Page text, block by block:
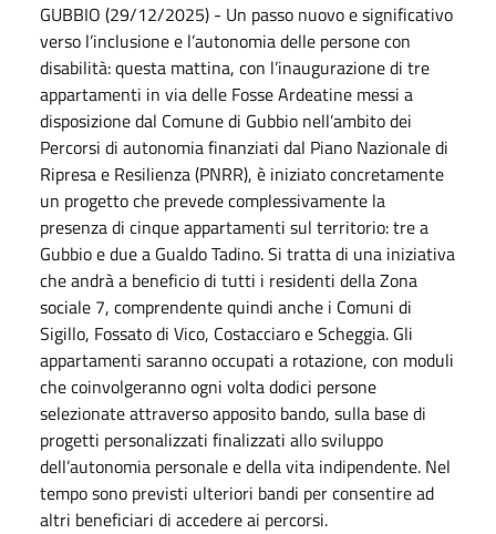
GUBBIO (29/12/2025) - Un passo nuovo e significativo
verso l’inclusione e l’autonomia delle persone con
disabilità: questa mattina, con l’inaugurazione di tre
appartamenti in via delle Fosse Ardeatine messi a
disposizione dal Comune di Gubbio nell’ambito dei
Percorsi di autonomia finanziati dal Piano Nazionale di
Ripresa e Resilienza (PNRR), è iniziato concretamente
un progetto che prevede complessivamente la
presenza di cinque appartamenti sul territorio: tre a
Gubbio e due a Gualdo Tadino. Si tratta di una iniziativa
che andrà a beneficio di tutti i residenti della Zona
sociale 7, comprendente quindi anche i Comuni di
Sigillo, Fossato di Vico, Costacciaro e Scheggia. Gli
appartamenti saranno occupati a rotazione, con moduli
che coinvolgeranno ogni volta dodici persone
selezionate attraverso apposito bando, sulla base di
progetti personalizzati finalizzati allo sviluppo
dell’autonomia personale e della vita indipendente. Nel
tempo sono previsti ulteriori bandi per consentire ad
altri beneficiari di accedere ai percorsi.